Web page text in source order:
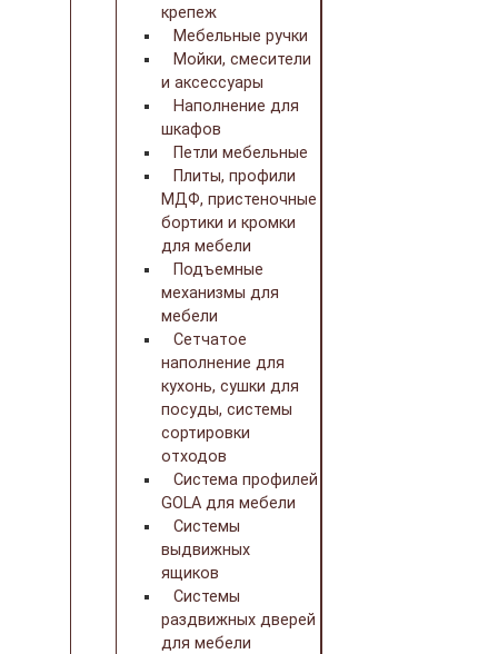
крепеж
Мебельные ручки
Мойки, смесители
и аксессуары
Наполнение для
шкафов
Петли мебельные
Плиты, профили
МДФ, пристеночные
бортики и кромки
для мебели
Подъемные
механизмы для
мебели
Сетчатое
наполнение для
кухонь, сушки для
посуды, системы
сортировки
отходов
Система профилей
GOLA для мебели
Системы
выдвижных
ящиков
Системы
раздвижных дверей
для мебели